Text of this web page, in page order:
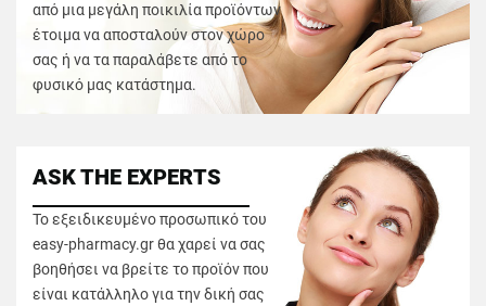
από μια μεγάλη ποικιλία προϊόντων
έτοιμα να αποσταλούν στον χώρο
σας ή να τα παραλάβετε από το
φυσικό μας κατάστημα.
ASK THE EXPERTS
Το εξειδικευμένο προσωπικό του
easy-pharmacy.gr θα χαρεί να σας
βοηθήσει να βρείτε το προϊόν που
είναι κατάλληλο για την δική σας